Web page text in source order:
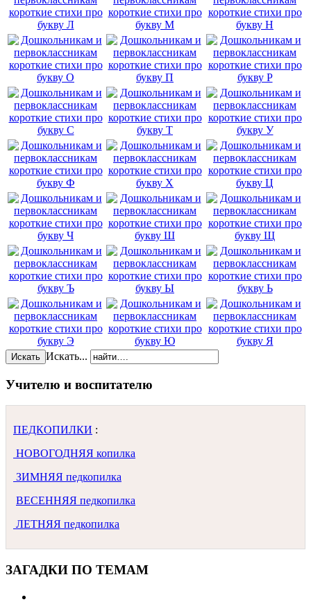
Искать Искать...
Учителю и воспитателю
ПЕДКОПИЛКИ :
НОВОГОДНЯЯ копилка
ЗИМНЯЯ педкопилка
ВЕСЕННЯЯ педкопилка
ЛЕТНЯЯ педкопилка
ЗАГАДКИ ПО ТЕМАМ